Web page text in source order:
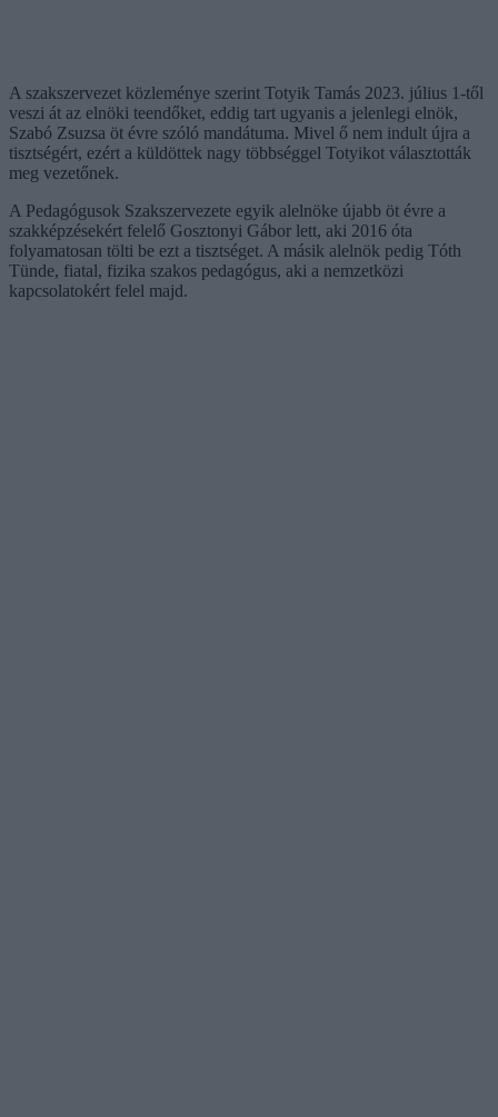
A szakszervezet közleménye szerint Totyik Tamás 2023. július 1-től
veszi át az elnöki teendőket, eddig tart ugyanis a jelenlegi elnök,
Szabó Zsuzsa öt évre szóló mandátuma. Mivel ő nem indult újra a
tisztségért, ezért a küldöttek nagy többséggel Totyikot választották
meg vezetőnek.
A Pedagógusok Szakszervezete egyik alelnöke újabb öt évre a
szakképzésekért felelő Gosztonyi Gábor lett, aki 2016 óta
folyamatosan tölti be ezt a tisztséget. A másik alelnök pedig Tóth
Tünde, fiatal, fizika szakos pedagógus, aki a nemzetközi
kapcsolatokért felel majd.